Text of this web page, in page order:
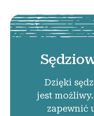
Dzięki
jest
zapewnić